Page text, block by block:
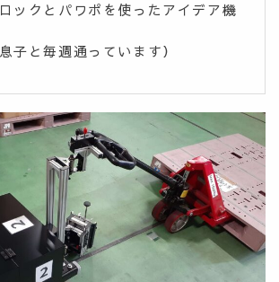
ックとパワポを使ったアイデア機
子と毎週通っています）